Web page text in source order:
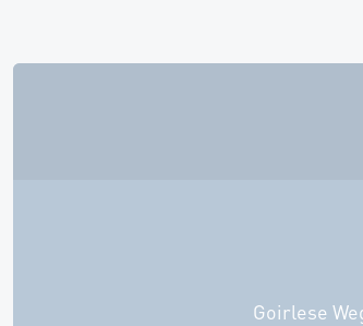
Goirlese